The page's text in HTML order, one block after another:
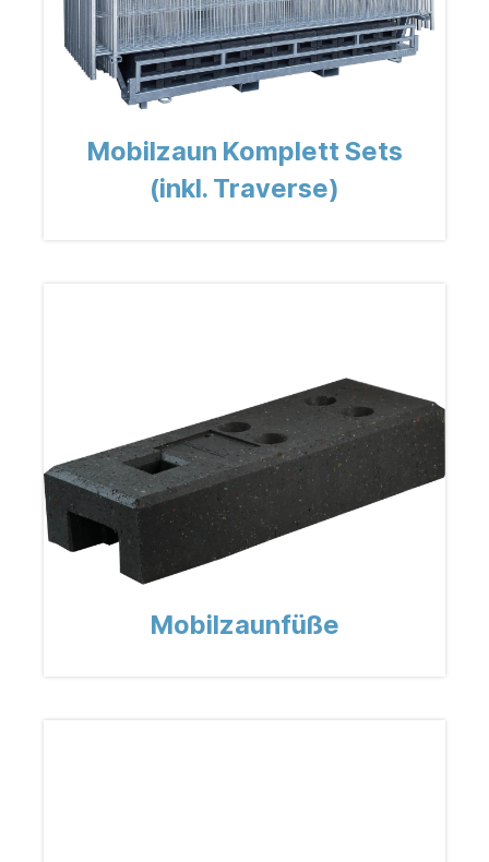
Mobilzaun Komplett Sets
(inkl. Traverse)
Mobilzaunfüße